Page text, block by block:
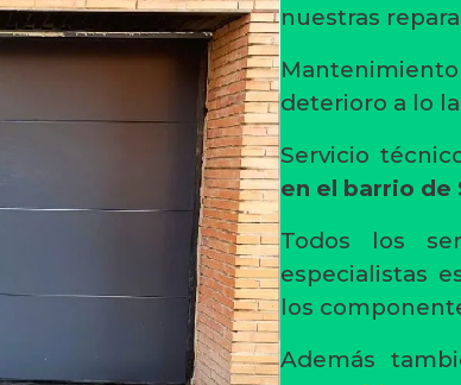
nuestras
deterioro a lo
Servicio
en el barrio de
Todos los
especialistas
los
Además